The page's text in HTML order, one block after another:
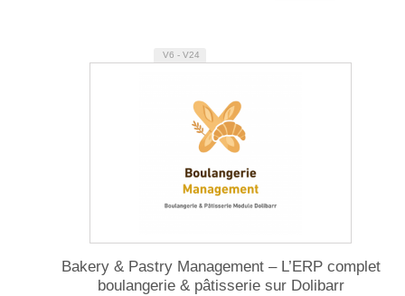
V6 - V24
Bakery & Pastry Management – L’ERP complet
boulangerie & pâtisserie sur Dolibarr